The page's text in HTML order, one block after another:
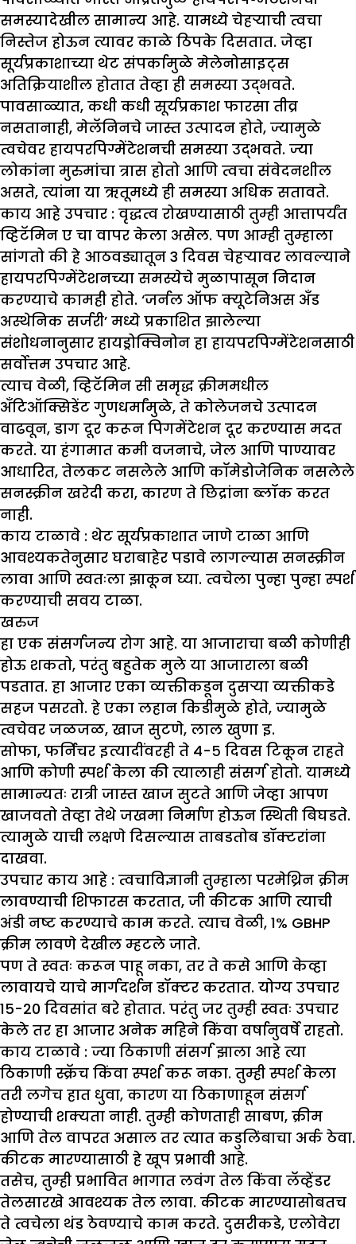
समस्यादेखील सामान्य आहे. यामध्ये चेहऱ्याची त्वचा
निस्तेज होऊन त्यावर काळे ठिपके दिसतात. जेव्हा
सूर्यप्रकाशाच्या थेट संपर्कामुळे मेलेनोसाइट्स
अतिक्रियाशील होतात तेव्हा ही समस्या उद्भवते.
पावसाळ्यात, कधी कधी सूर्यप्रकाश फारसा तीव्र
नसतानाही, मेलॅनिनचे जास्त उत्पादन होते, ज्यामुळे
त्वचेवर हायपरपिग्मेंटेशनची समस्या उद्भवते. ज्या
लोकांना मुरुमांचा त्रास होतो आणि त्वचा संवेदनशील
असते, त्यांना या ऋतूमध्ये ही समस्या अधिक सतावते.
काय आहे उपचार : वृद्धत्व रोखण्यासाठी तुम्ही आत्तापर्यंत
व्हिटॅमिन ए चा वापर केला असेल. पण आम्ही तुम्हाला
सांगतो की हे आठवड्यातून 3 दिवस चेहऱ्यावर लावल्याने
हायपरपिग्मेंटेशनच्या समस्येचे मुळापासून निदान
करण्याचे कामही होते. ‘जर्नल ऑफ क्यूटेनिअस अँड
अस्थेनिक सर्जरी’ मध्ये प्रकाशित झालेल्या
संशोधनानुसार हायड्रोक्विनोन हा हायपरपिग्मेंटेशनसाठी
सर्वोत्तम उपचार आहे.
त्याच वेळी, व्हिटॅमिन सी समृद्ध क्रीममधील
अँटिऑक्सिडेंट गुणधर्मांमुळे, ते कोलेजनचे उत्पादन
वाढवून, डाग दूर करून पिगमेंटेशन दूर करण्यास मदत
करते. या हंगामात कमी वजनाचे, जेल आणि पाण्यावर
आधारित, तेलकट नसलेले आणि कॉमेडोजेनिक नसलेले
सनस्क्रीन खरेदी करा, कारण ते छिद्रांना ब्लॉक करत
नाही.
काय टाळावे : थेट सूर्यप्रकाशात जाणे टाळा आणि
आवश्यकतेनुसार घराबाहेर पडावे लागल्यास सनस्क्रीन
लावा आणि स्वतःला झाकून घ्या. त्वचेला पुन्हा पुन्हा स्पर्श
करण्याची सवय टाळा.
खरुज
हा एक संसर्गजन्य रोग आहे. या आजाराचा बळी कोणीही
होऊ शकतो, परंतु बहुतेक मुले या आजाराला बळी
पडतात. हा आजार एका व्यक्तीकडून दुसऱ्या व्यक्तीकडे
सहज पसरतो. हे एका लहान किडीमुळे होते, ज्यामुळे
त्वचेवर जळजळ, खाज सुटणे, लाल खुणा इ.
सोफा, फर्निचर इत्यादींवरही ते ४-५ दिवस टिकून राहते
आणि कोणी स्पर्श केला की त्यालाही संसर्ग होतो. यामध्ये
सामान्यतः रात्री जास्त खाज सुटते आणि जेव्हा आपण
खाजवतो तेव्हा तेथे जखमा निर्माण होऊन स्थिती बिघडते.
त्यामुळे याची लक्षणे दिसल्यास ताबडतोब डॉक्टरांना
दाखवा.
उपचार काय आहे : त्वचाविज्ञानी तुम्हाला परमेथ्रिन क्रीम
लावण्याची शिफारस करतात, जी कीटक आणि त्याची
अंडी नष्ट करण्याचे काम करते. त्याच वेळी, 1% GBHP
क्रीम लावणे देखील म्हटले जाते.
पण ते स्वतः करून पाहू नका, तर ते कसे आणि केव्हा
लावायचे याचे मार्गदर्शन डॉक्टर करतात. योग्य उपचार
15-20 दिवसांत बरे होतात. परंतु जर तुम्ही स्वतः उपचार
केले तर हा आजार अनेक महिने किंवा वर्षानुवर्षे राहतो.
काय टाळावे : ज्या ठिकाणी संसर्ग झाला आहे त्या
ठिकाणी स्क्रॅच किंवा स्पर्श करू नका. तुम्ही स्पर्श केला
तरी लगेच हात धुवा, कारण या ठिकाणाहून संसर्ग
होण्याची शक्यता नाही. तुम्ही कोणताही साबण, क्रीम
आणि तेल वापरत असाल तर त्यात कडुलिंबाचा अर्क ठेवा.
कीटक मारण्यासाठी हे खूप प्रभावी आहे.
तसेच, तुम्ही प्रभावित भागात लवंग तेल किंवा लॅव्हेंडर
तेलसारखे आवश्यक तेल लावा. कीटक मारण्यासोबतच
ते त्वचेला थंड ठेवण्याचे काम करते. दुसरीकडे, एलोवेरा